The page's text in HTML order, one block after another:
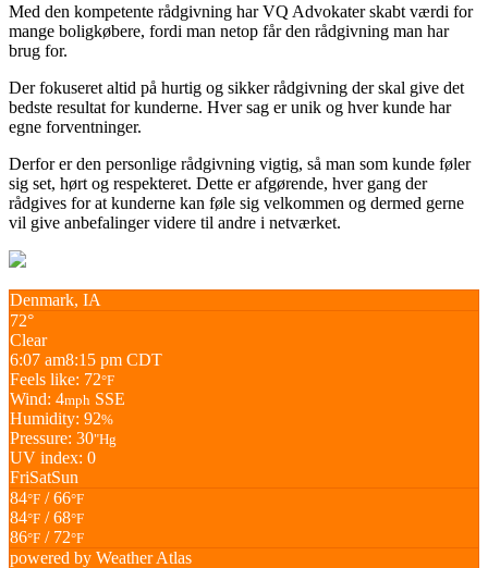
Med den kompetente rådgivning har VQ Advokater skabt værdi for
mange boligkøbere, fordi man netop får den rådgivning man har
brug for.
Der fokuseret altid på hurtig og sikker rådgivning der skal give det
bedste resultat for kunderne. Hver sag er unik og hver kunde har
egne forventninger.
Derfor er den personlige rådgivning vigtig, så man som kunde føler
sig set, hørt og respekteret. Dette er afgørende, hver gang der
rådgives for at kunderne kan føle sig velkommen og dermed gerne
vil give anbefalinger videre til andre i netværket.
Denmark, IA
72°
Clear
6:07 am8:15 pm CDT
Feels like: 72°F
Wind: 4mph SSE
Humidity: 92%
Pressure: 30"Hg
UV index: 0
FriSatSun
84°F / 66°F
84°F / 68°F
86°F / 72°F
powered by Weather Atlas